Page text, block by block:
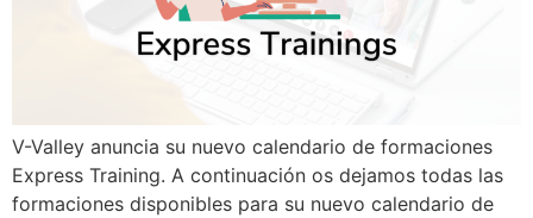
V-Valley anuncia su nuevo calendario de formaciones
Express Training. A continuación os dejamos todas las
formaciones disponibles para su nuevo calendario de